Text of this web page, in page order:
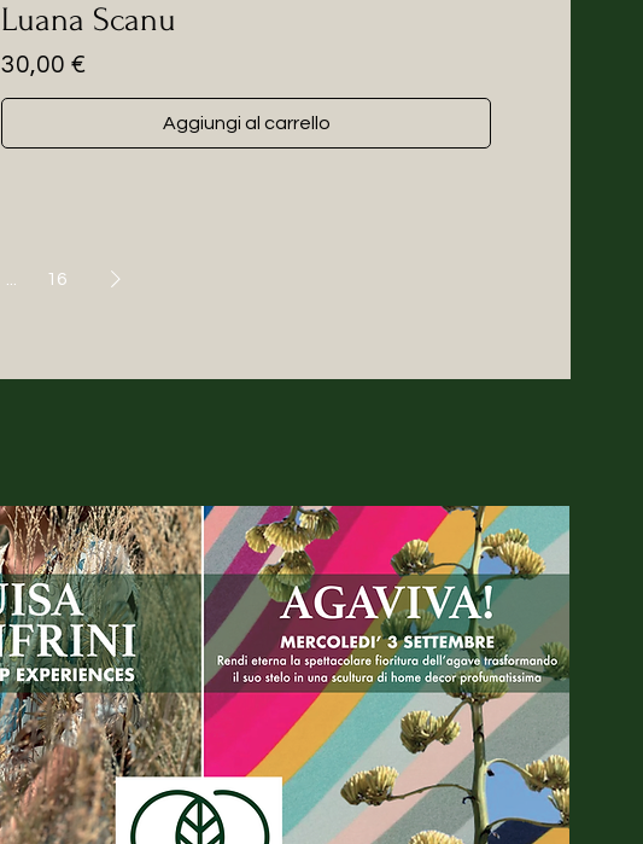
Luana Scanu
Prezzo
30,00 €
Aggiungi al carrello
... 16